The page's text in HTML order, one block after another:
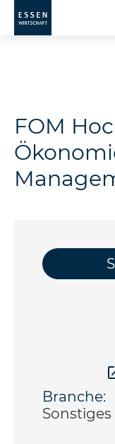
FOM
Branche:
Sonstiges